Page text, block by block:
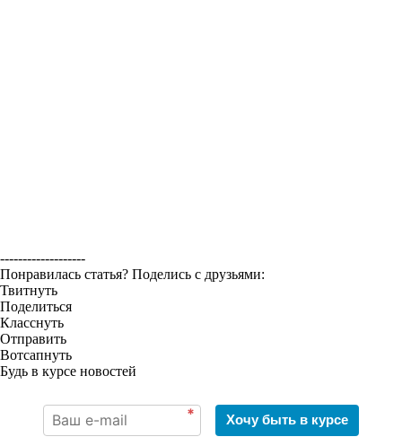
-------------------
Понравилась статья? Поделись с друзьями:
Твитнуть
Поделиться
Класснуть
Отправить
Вотсапнуть
Будь в курсе новостей
* Хочу быть в курсе